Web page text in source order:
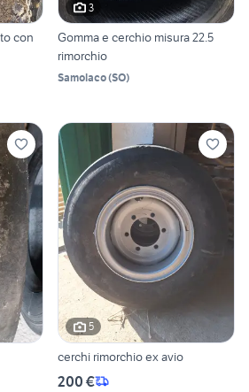
con
3
Gomma e cerchio misura 22.5
rimorchio
Samolaco(SO)
5
cerchi rimorchio ex avio
200 €